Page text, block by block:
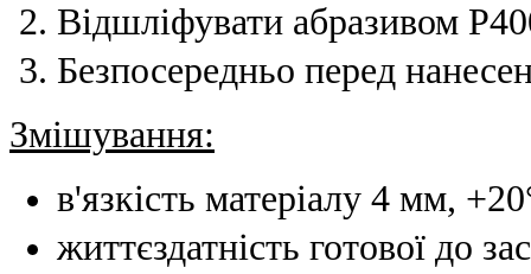
Відшліфувати абразивом
Безпосередньо перед
Змішування:
в'язкість матеріалу 4 мм,
життєздатність готової до